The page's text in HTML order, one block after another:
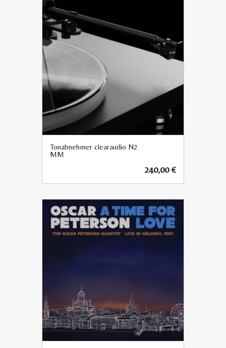
Tonabnehmer clearaudio N2
MM
240,00€